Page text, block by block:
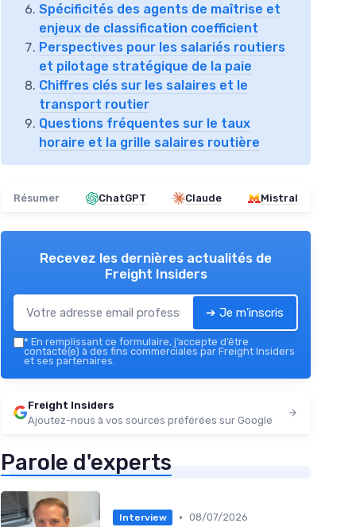
Spécificités des agents de maîtrise et
enjeux de classification coefficient
Perspectives pour les salariés routiers
et pilotage stratégique de la paie
Chiffres clés sur les salaires et le
transport routier
Questions fréquentes sur le taux
horaire et la grille salaires routière
Résumer ChatGPT Claude Mistral
Recevez les dernières actualités de
Freight Insiders
➔ Je m'inscris
* En remplissant ce formulaire, j’accepte d’être
contacté(e) à des fins commerciales par Freight Insiders
et ses partenaires.
Freight Insiders
Ajoutez-nous à vos sources préférées sur Google
Parole d'experts
Interview • 08/07/2026